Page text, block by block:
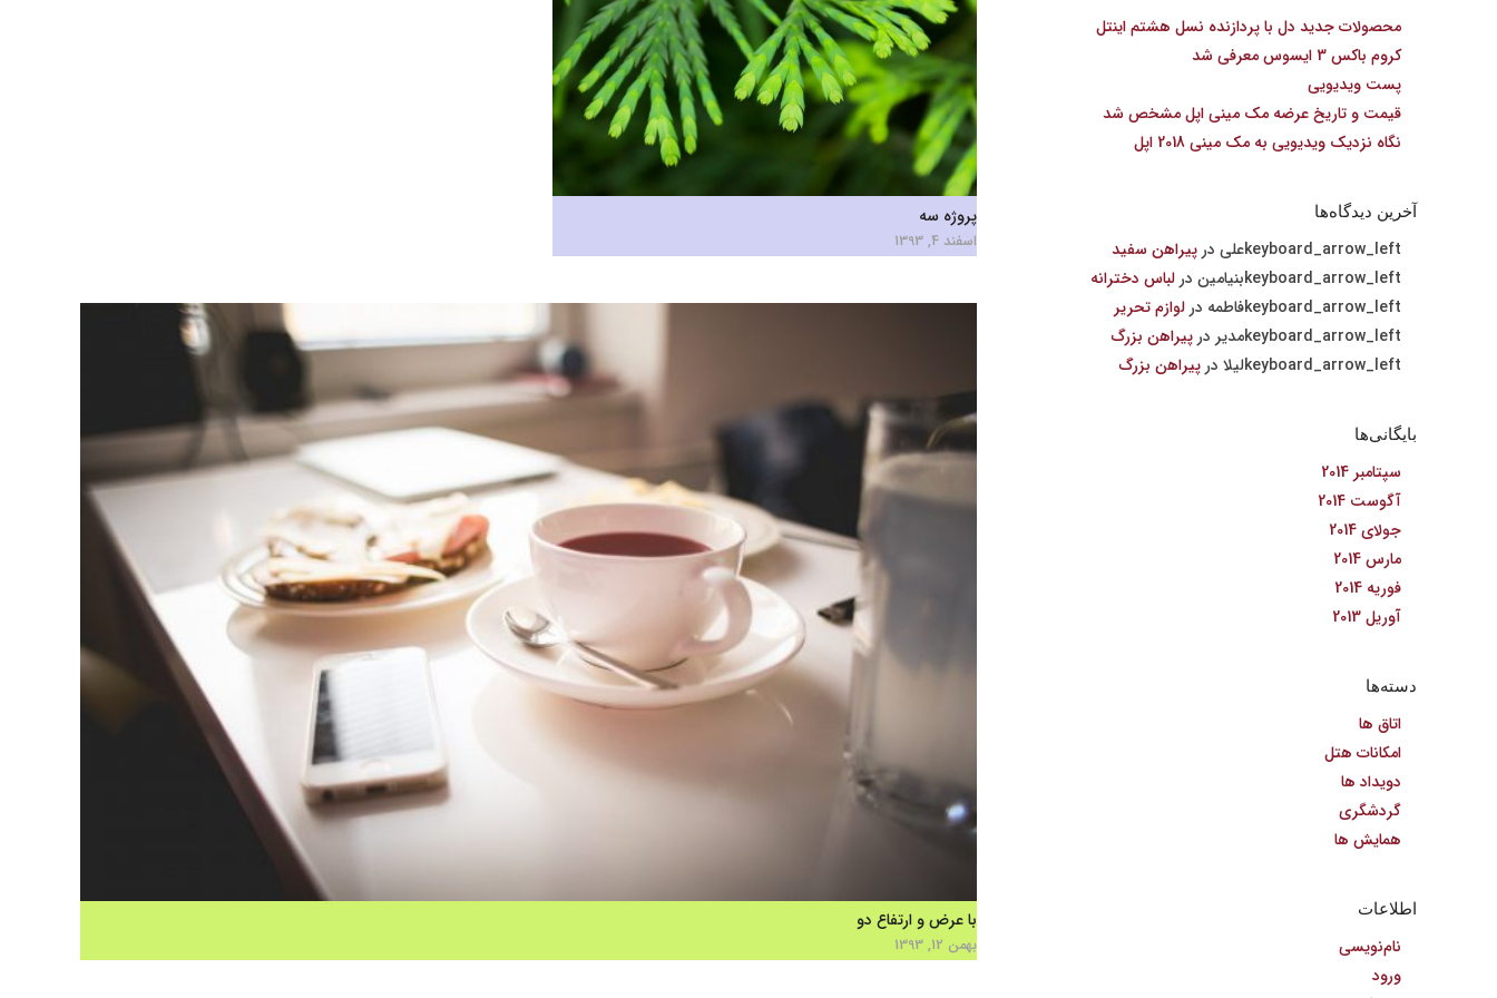
پروژه سه
اسفند 4, 1393
با عرض و ارتفاع دو
بهمن 12, 1393
محصولات جدید دل با پردازنده نسل هشتم اینتل
کروم باکس 3 ایسوس معرفی شد
پست ویدیویی
قیمت و تاریخ عرضه مک مینی اپل مشخص شد
نگاه نزدیک ویدیویی به مک مینی 2018 اپل
آخرین دیدگاه‌ها
علی در پیراهن سفید
بنیامین در لباس دخترانه
فاطمه در لوازم تحریر
مدیر در پیراهن بزرگ
لیلا در پیراهن بزرگ
بایگانی‌ها
سپتامبر 2014
آگوست 2014
جولای 2014
مارس 2014
فوریه 2014
آوریل 2013
دسته‌ها
اتاق ها
امکانات هتل
دویداد ها
گردشگری
همایش ها
اطلاعات
نام‌نویسی
ورود